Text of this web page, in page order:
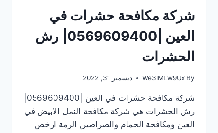
شركة مكافحة حشرات في
العين |0569609400| رش
الحشرات
By
We3lMLw9Ux ديسمبر 31, 2022
رش الحشرات هي شركة مكافحة النمل الابيض في
العين ومكافحة الحمام والصراصير, الرمة ارخص